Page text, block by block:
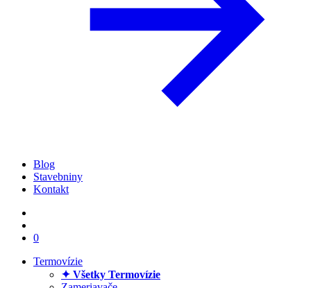
Blog
Stavebniny
Kontakt
0
Termovízie
✦ Všetky Termovízie